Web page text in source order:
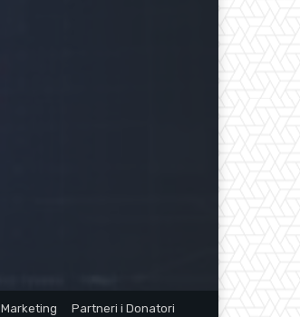
Marketing Partneri i Donatori